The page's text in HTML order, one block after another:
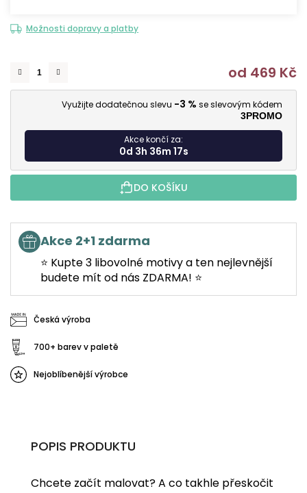
Možnosti dopravy a platby
od 469 Kč
Využijte dodatečnou slevu -3 % se slevovým kódem
3PROMO
Akce končí za:
0d 3h 36m 17s
DO KOŠÍKU
Akce 2+1 zdarma
⭐ Kupte 3 libovolné motivy a ten nejlevnější
budete mít od nás ZDARMA! ⭐
Česká výroba
700+ barev v paletě
Nejoblíbenější výrobce
POPIS PRODUKTU
Chcete začít malovat? A co takhle přeskočit